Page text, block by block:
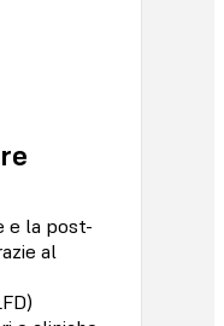
e la post-
al